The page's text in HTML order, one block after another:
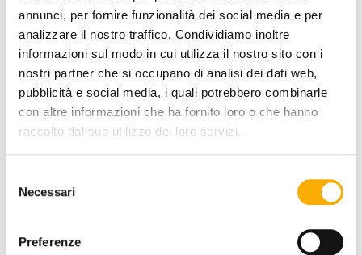
annunci, per fornire funzionalità dei social media e per
analizzare il nostro traffico. Condividiamo inoltre
informazioni sul modo in cui utilizza il nostro sito con i
nostri partner che si occupano di analisi dei dati web,
pubblicità e social media, i quali potrebbero combinarle
con altre informazioni che ha fornito loro o che hanno
raccolto dal suo utilizzo dei loro servizi.
delNecessari
Preferenze